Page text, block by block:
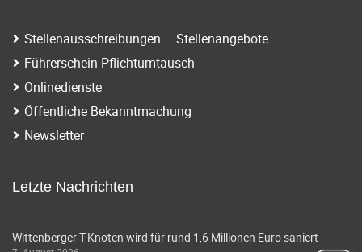
Stellenausschreibungen – Stellenangebote
Führerschein-Pflichtumtausch
Onlinedienste
Öffentliche Bekanntmachung
Newsletter
Letzte Nachrichten
Wittenberger T-Knoten wird für rund 1,6 Millionen Euro saniert